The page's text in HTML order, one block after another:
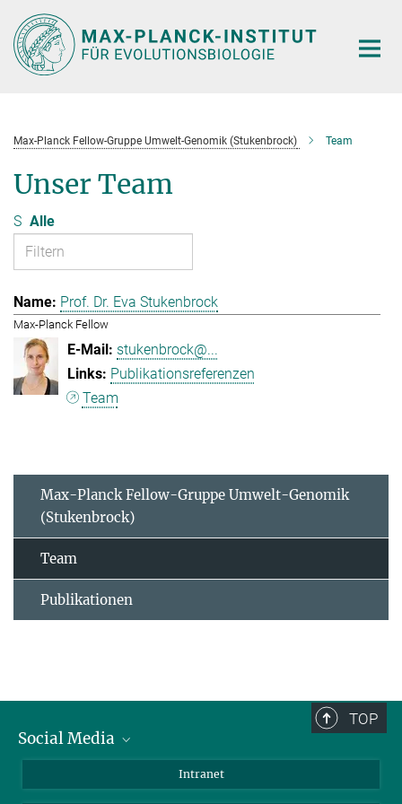
Hauptinhalt
Max-Planck Fellow-Gruppe Umwelt-Genomik (Stukenbrock) Team
Unser Team
S Alle
Prof. Dr. Eva Stukenbrock
Max-Planck Fellow
stukenbrock@...
Publikationsreferenzen
Team
Max-Planck Fellow-Gruppe Umwelt-Genomik
(Stukenbrock)
Team
Publikationen
TOP
Social Media
LinkedIn
Intranet